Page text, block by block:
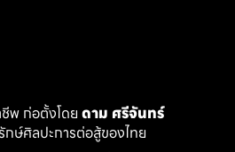
พ ก่อตั้งโดย ดาม ศรีจันทร์
ษ์ศิลปะการต่อสู้ของไทย